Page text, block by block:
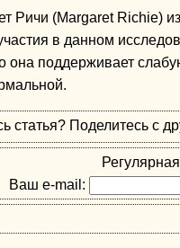
Ричи (Margaret Richie)
в данном
она поддерживает
статья? Поделитесь с
Ваш e-mail: